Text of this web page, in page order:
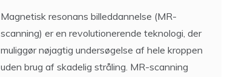
Magnetisk resonans billeddannelse (MR-
scanning) er en revolutionerende teknologi, der
muliggør nøjagtig undersøgelse af hele kroppen
uden brug af skadelig stråling. MR-scanning